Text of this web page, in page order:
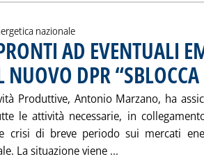
nazionale
AD EVENTUALI
DPR
Produttive, Antonio Marzano, ha
le attività necessarie, in
crisi di breve periodo sui mercati
La situazione viene ...